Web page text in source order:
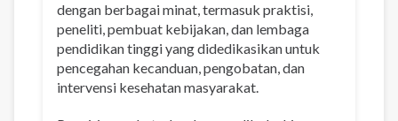
dengan berbagai minat, termasuk praktisi,
peneliti, pembuat kebijakan, dan lembaga
pendidikan tinggi yang didedikasikan untuk
pencegahan kecanduan, pengobatan, dan
intervensi kesehatan masyarakat.